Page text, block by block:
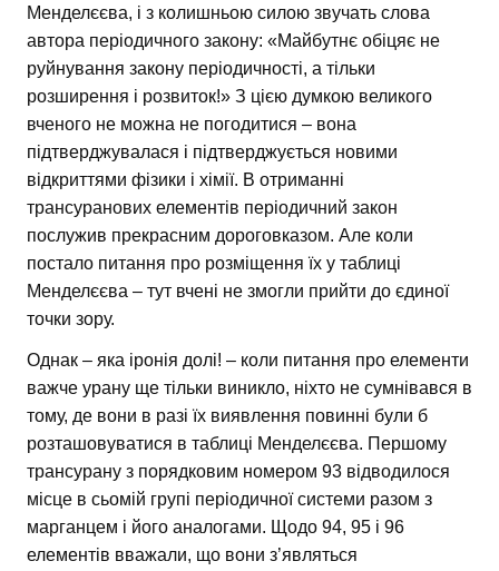
Менделєєва, і з колишньою силою звучать слова
автора періодичного закону: «Майбутнє обіцяє не
руйнування закону періодичності, а тільки
розширення і розвиток!» З цією думкою великого
вченого не можна не погодитися – вона
підтверджувалася і підтверджується новими
відкриттями фізики і хімії. В отриманні
трансуранових елементів періодичний закон
послужив прекрасним дороговказом. Але коли
постало питання про розміщення їх у таблиці
Менделєєва – тут вчені не змогли прийти до єдиної
точки зору.
Однак – яка іронія долі! – коли питання про елементи
важче урану ще тільки виникло, ніхто не сумнівався в
тому, де вони в разі їх виявлення повинні були б
розташовуватися в таблиці Менделєєва. Першому
трансурану з порядковим номером 93 відводилося
місце в сьомій групі періодичної системи разом з
марганцем і його аналогами. Щодо 94, 95 і 96
елементів вважали, що вони з’являться